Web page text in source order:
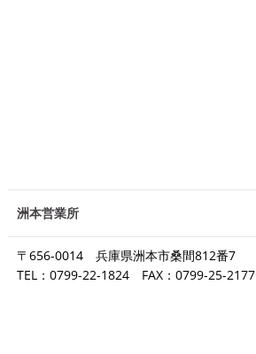
洲本営業所
〒656-0014 兵庫県洲本市桑間812番7
TEL：0799-22-1824 FAX：0799-25-2177